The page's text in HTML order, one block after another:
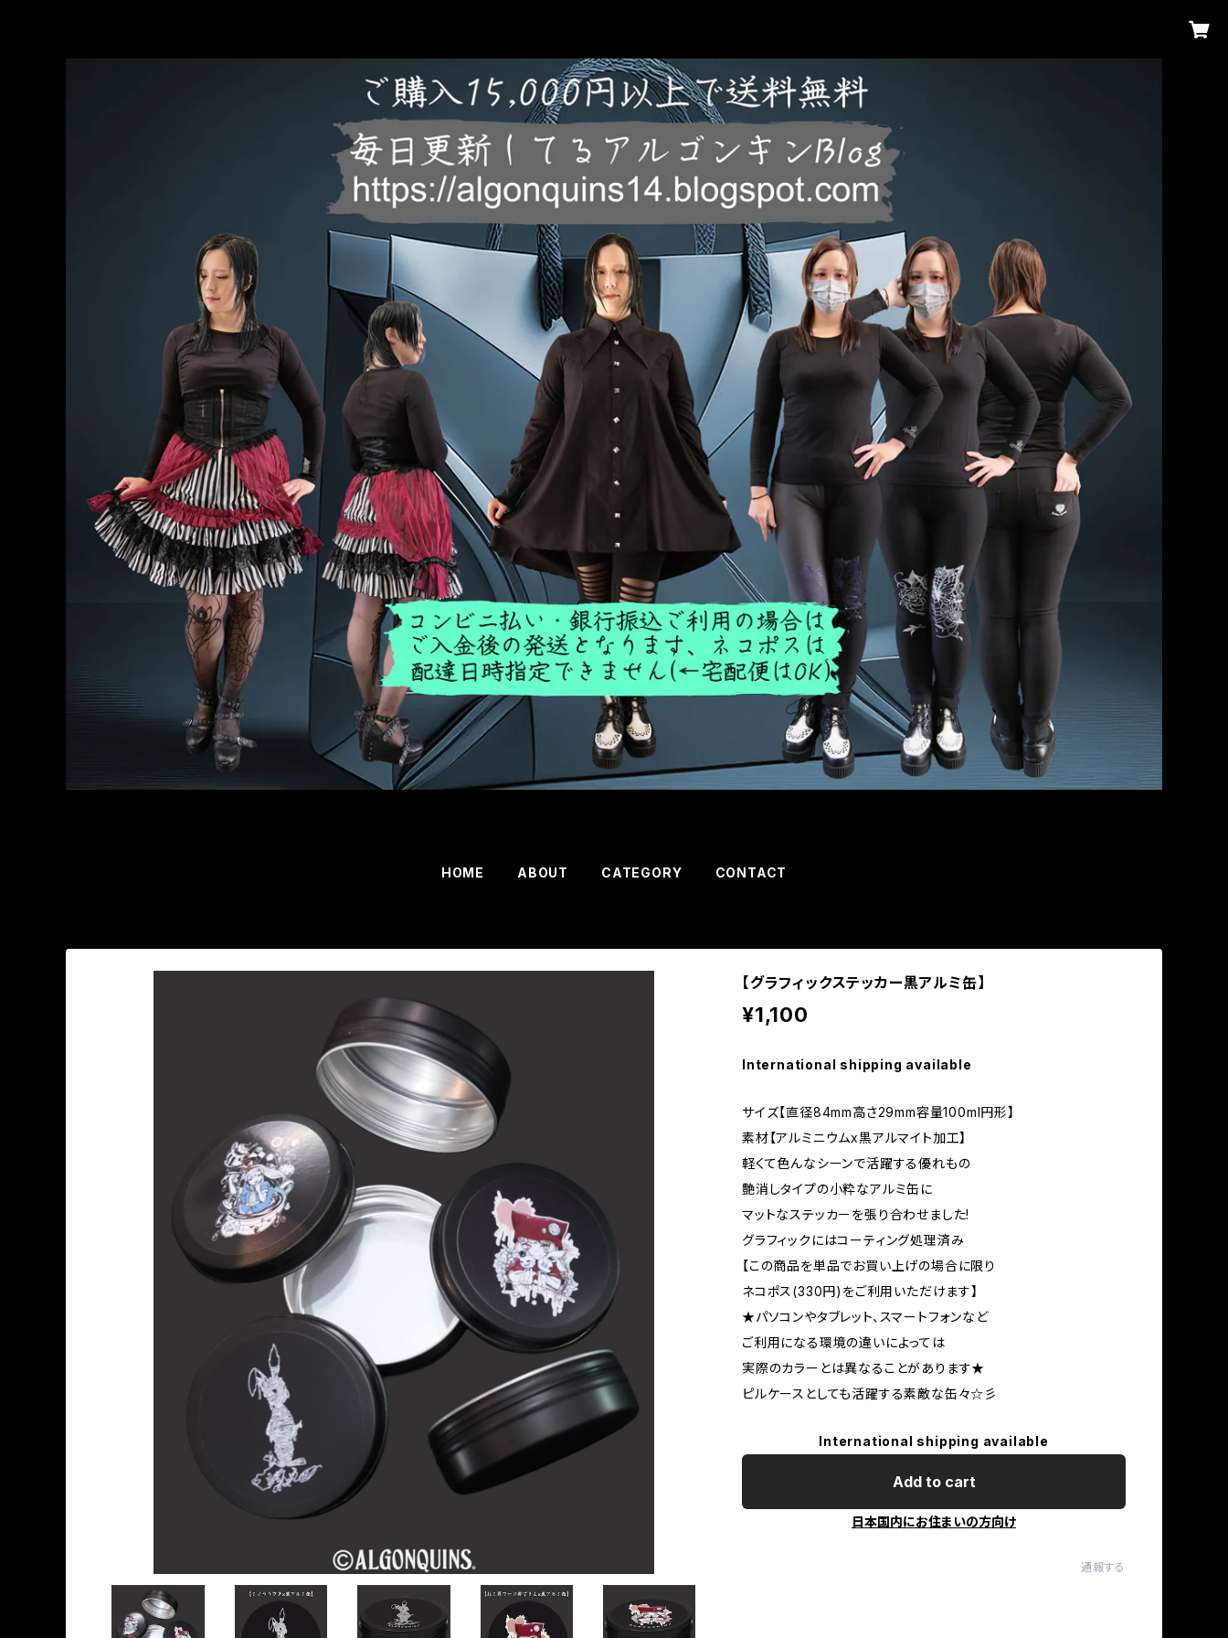
HOME ABOUT CATEGORY CONTACT
【グラフィックステッカー黒アルミ缶】
¥1,100
International shipping available
サイズ【直径84mm高さ29mm容量100ml円形】
素材【アルミニウムx黒アルマイト加工】
軽くて色んなシーンで活躍する優れもの
艶消しタイプの小粋なアルミ缶に
マットなステッカーを張り合わせました!
グラフィックにはコーティング処理済み
【この商品を単品でお買い上げの場合に限り
ネコポス(330円)をご利用いただけます】
★パソコンやタブレット、スマートフォンなど
ご利用になる環境の違いによっては
実際のカラーとは異なることがあります★
ピルケースとしても活躍する素敵な缶々☆彡
International shipping available
Add to cart
日本国内にお住まいの方向け
通報する